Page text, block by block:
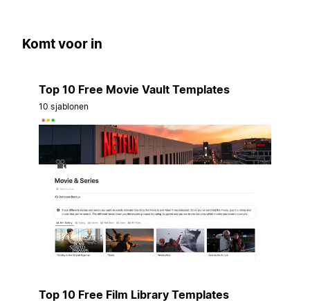
Komt voor in
Top 10 Free Movie Vault Templates
10 sjablonen
Top 10 Free Film Library Templates